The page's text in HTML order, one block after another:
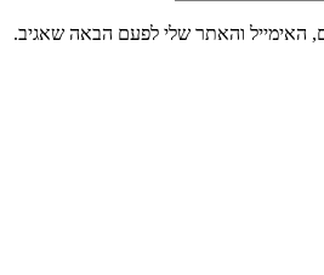
האימייל והאתר שלי לפעם הבאה שאגיב.